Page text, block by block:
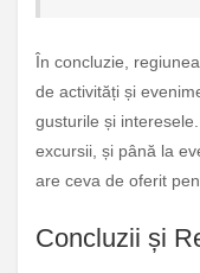
În concluzie,
de activități și
gusturile și
excursii, și până la
are ceva de oferit
Concluzii și